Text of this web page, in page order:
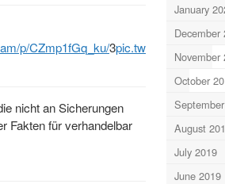
p/CZmp1fGq_ku/3pic.twitter.com/
nicht an Sicherungen
Fakten für verhandelbar
January
December
November
October
August
July 2019
June 2019